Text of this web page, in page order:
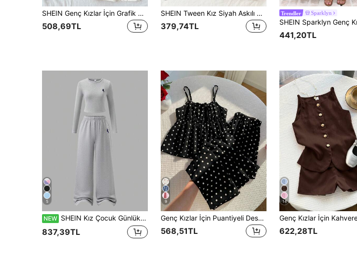
SHEIN Genç Kızlar İçin Grafik Desenli Askılı Bluz ve Kağıt Torba Şort 2 Parça Set
508,69TL
SHEIN Tween Kız Siyah Askılı Üst & Leopar Desenli Kağıt Torba Şort 2 Parçalı Set
379,74TL
Trendler Sparklyn
441,20TL
5
NEW SHEIN Kız Çocuk Günlük Rahat Slim Fit Uzun Kollu Tişört ve Rahat Esnek Bel Geniş Paça Bol Pantolon 2 Parça Set
837,39TL
9
Genç Kızlar İçin Puantiyeli Desenli Fırfırlı Etekli Askılı Bluz ve Pantolon Takımı
568,51TL
14
622,28TL